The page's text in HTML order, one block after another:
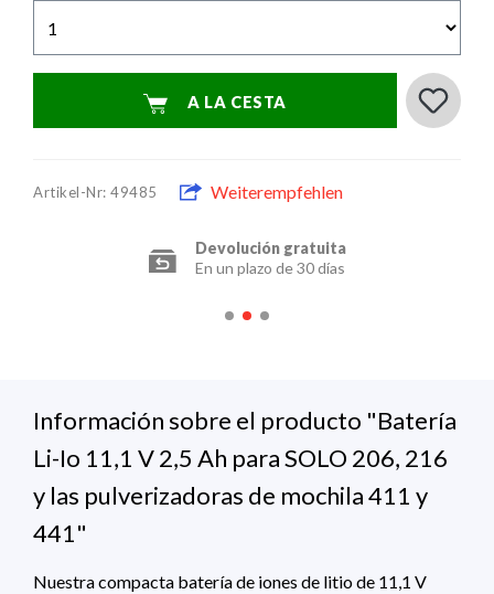
A LA CESTA
Artikel-Nr: 49485 Weiterempfehlen
Devolución gratuita
En un plazo de 30 días
Información sobre el producto "Batería
Li-Io 11,1 V 2,5 Ah para SOLO 206, 216
y las pulverizadoras de mochila 411 y
441"
Nuestra compacta batería de iones de litio de 11,1 V